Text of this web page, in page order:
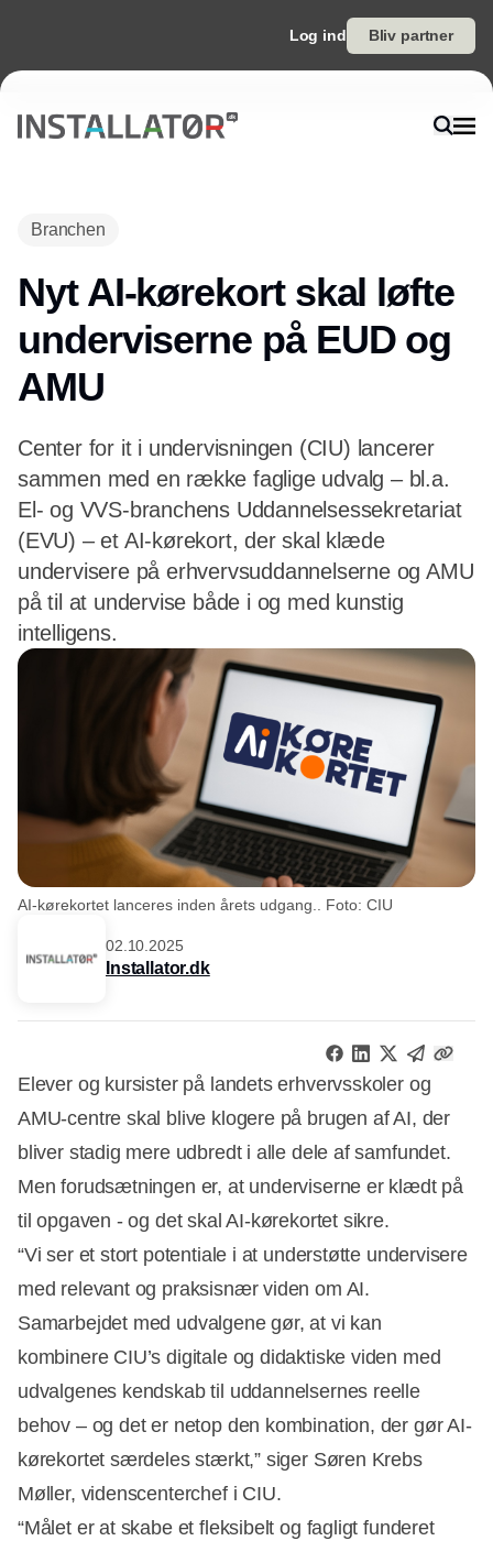
Log ind Bliv partner
Branchen
Nyt AI-kørekort skal løfte
underviserne på EUD og
AMU
Center for it i undervisningen (CIU) lancerer
sammen med en række faglige udvalg – bl.a.
El- og VVS-branchens Uddannelsessekretariat
(EVU) – et AI-kørekort, der skal klæde
undervisere på erhvervsuddannelserne og AMU
på til at undervise både i og med kunstig
intelligens.
AI-kørekortet lanceres inden årets udgang.. Foto: CIU
02.10.2025
Installator.dk
Elever og kursister på landets erhvervsskoler og
AMU-centre skal blive klogere på brugen af AI, der
bliver stadig mere udbredt i alle dele af samfundet.
Men forudsætningen er, at underviserne er klædt på
til opgaven - og det skal AI-kørekortet sikre.
“Vi ser et stort potentiale i at understøtte undervisere
med relevant og praksisnær viden om AI.
Samarbejdet med udvalgene gør, at vi kan
kombinere CIU’s digitale og didaktiske viden med
udvalgenes kendskab til uddannelsernes reelle
behov – og det er netop den kombination, der gør AI-
kørekortet særdeles stærkt,” siger Søren Krebs
Møller, videnscenterchef i CIU.
“Målet er at skabe et fleksibelt og fagligt funderet